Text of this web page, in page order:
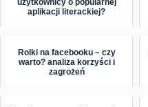
użytkownicy o popularnej
aplikacji literackiej?
Rolki na facebooku – czy
warto? analiza korzyści i
zagrożeń